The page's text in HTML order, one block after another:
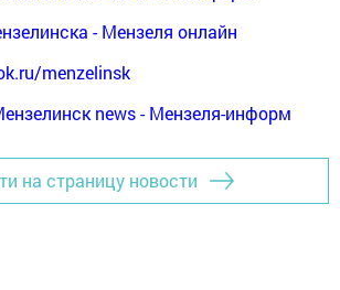
- Мензеля онлайн
menzelinsk
news - Мензеля-информ
на страницу новости